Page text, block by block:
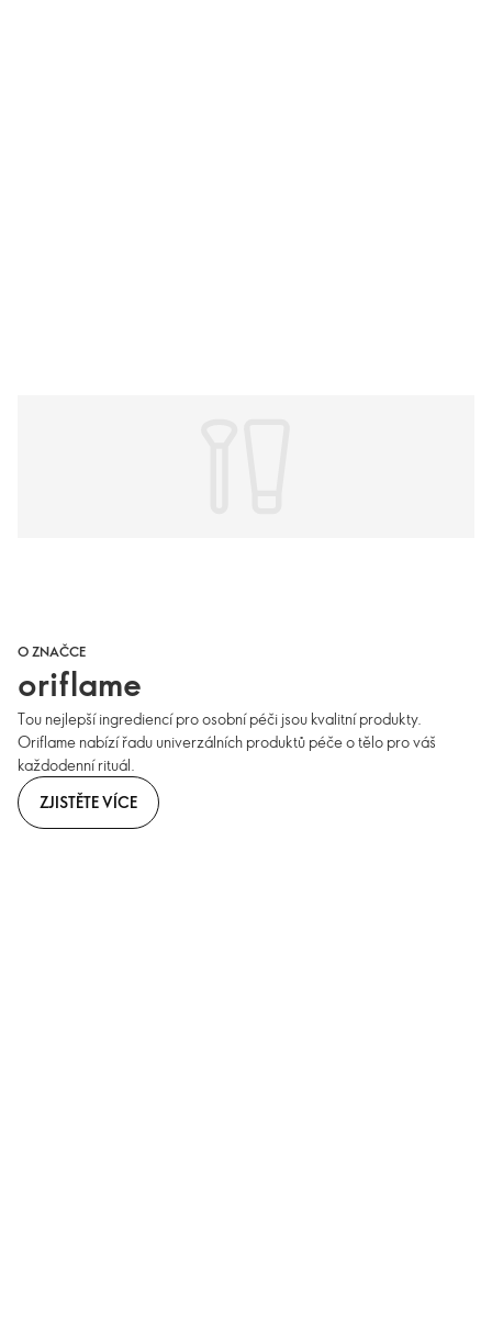
O ZNAČCE
oriflame
Tou nejlepší ingrediencí pro osobní péči jsou kvalitní produkty.
Oriflame nabízí řadu univerzálních produktů péče o tělo pro váš
každodenní rituál.
ZJISTĚTE VÍCE